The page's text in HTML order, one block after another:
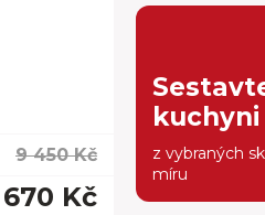
9 450 Kč
Kč
kuchyni
z vybraných
míru